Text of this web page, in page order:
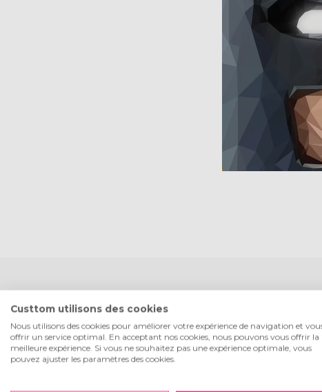
Ce
Custtom utilisons des cookies
Nous utilisons des cookies pour améliorer votre expérience de navigation et
offrir un service optimal. En acceptant nos cookies, nous pouvons vous offrir la
meilleure expérience. Si vous ne souhaitez pas une expérience optimale, vous
pouvez ajuster les paramètres des cookies.